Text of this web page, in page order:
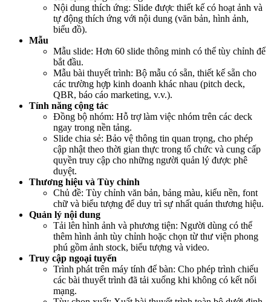
Nội dung thích ứng: Slide được thiết kế có hoạt ảnh và
tự động thích ứng với nội dung (văn bản, hình ảnh,
biểu đồ).
Mẫu
Mẫu slide: Hơn 60 slide thông minh có thể tùy chỉnh để
bắt đầu.
Mẫu bài thuyết trình: Bộ mẫu có sẵn, thiết kế sẵn cho
các trường hợp kinh doanh khác nhau (pitch deck,
QBR, báo cáo marketing, v.v.).
Tính năng cộng tác
Đồng bộ nhóm: Hỗ trợ làm việc nhóm trên các deck
ngay trong nền tảng.
Slide chia sẻ: Bảo vệ thông tin quan trọng, cho phép
cập nhật theo thời gian thực trong tổ chức và cung cấp
quyền truy cập cho những người quản lý được phê
duyệt.
Thương hiệu và Tùy chỉnh
Chủ đề: Tùy chỉnh văn bản, bảng màu, kiểu nền, font
chữ và biểu tượng để duy trì sự nhất quán thương hiệu.
Quản lý nội dung
Tải lên hình ảnh và phương tiện: Người dùng có thể
thêm hình ảnh tùy chỉnh hoặc chọn từ thư viện phong
phú gồm ảnh stock, biểu tượng và video.
Truy cập ngoại tuyến
Trình phát trên máy tính để bàn: Cho phép trình chiếu
các bài thuyết trình đã tải xuống khi không có kết nối
mạng.